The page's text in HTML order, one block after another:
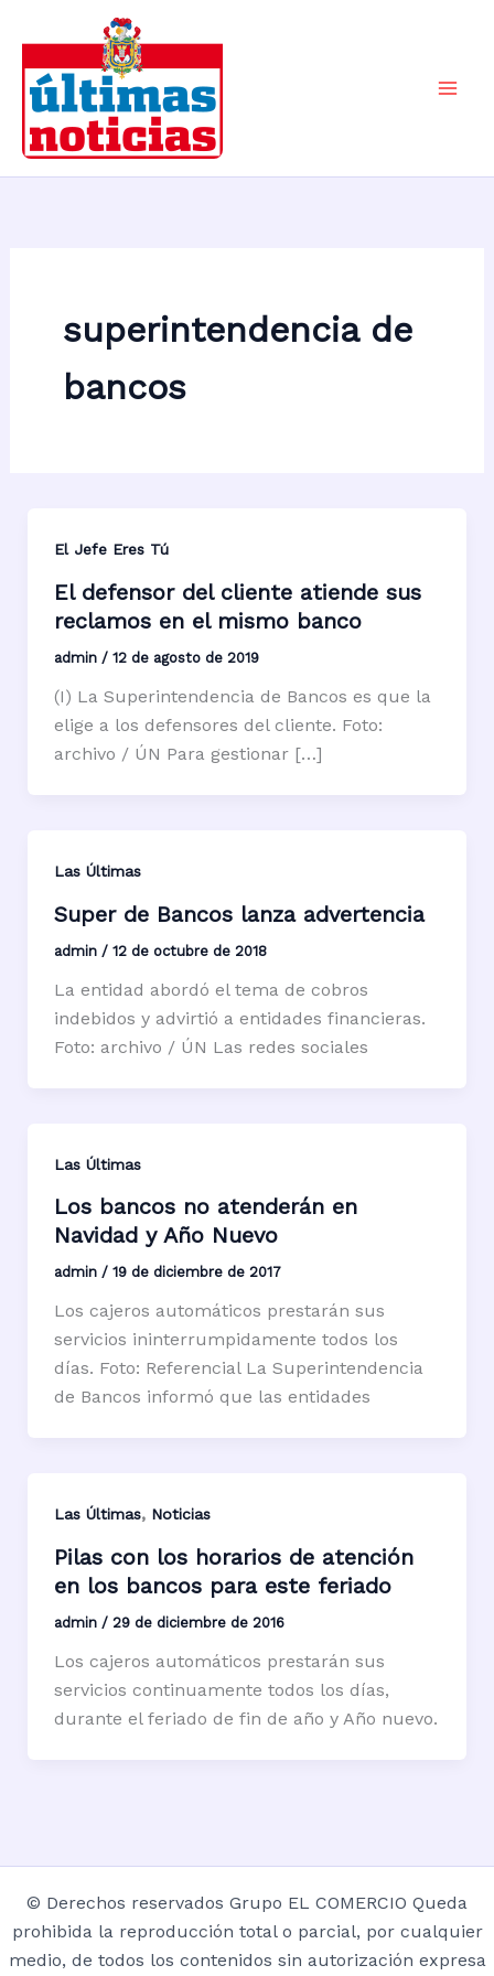
contenido
superintendencia de
bancos
El Jefe Eres Tú
El defensor del cliente atiende sus
reclamos en el mismo banco
admin / 12 de agosto de 2019
(I) La Superintendencia de Bancos es que la
elige a los defensores del cliente. Foto:
archivo / ÚN Para gestionar […]
Las Últimas
Super de Bancos lanza advertencia
admin / 12 de octubre de 2018
La entidad abordó el tema de cobros
indebidos y advirtió a entidades financieras.
Foto: archivo / ÚN Las redes sociales
Las Últimas
Los bancos no atenderán en
Navidad y Año Nuevo
admin / 19 de diciembre de 2017
Los cajeros automáticos prestarán sus
servicios ininterrumpidamente todos los
días. Foto: Referencial La Superintendencia
de Bancos informó que las entidades
Las Últimas, Noticias
Pilas con los horarios de atención
en los bancos para este feriado
admin / 29 de diciembre de 2016
Los cajeros automáticos prestarán sus
servicios continuamente todos los días,
durante el feriado de fin de año y Año nuevo.
© Derechos reservados Grupo EL COMERCIO Queda
prohibida la reproducción total o parcial, por cualquier
medio, de todos los contenidos sin autorización expresa